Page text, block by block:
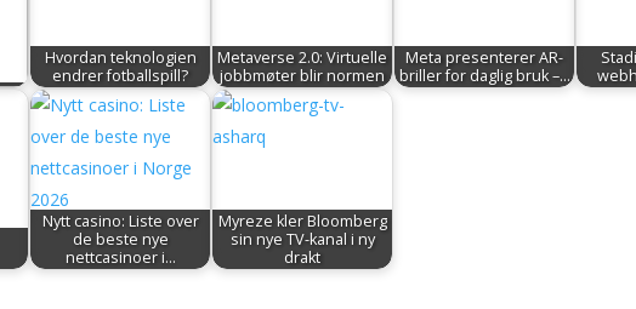
Hvordan teknologien
endrer fotballspill?
Metaverse 2.0: Virtuelle
jobbmøter blir normen
Meta presenterer AR-
briller for daglig bruk –…
Nytt casino: Liste over
de beste nye
nettcasinoer i…
Myreze kler Bloomberg
sin nye TV-kanal i ny
drakt